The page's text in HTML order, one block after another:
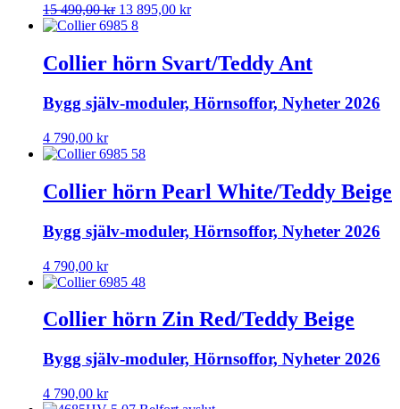
15 490,00kr Det
ursprungliga
var:
15
13 895,00 krDet
är:
13
Collier hörn Svart/Teddy Ant
Bygg själv-moduler, Hörnsoffor, Nyheter 2026
4 790,00 kr
Collier hörn Pearl White/Teddy Beige
Bygg själv-moduler, Hörnsoffor, Nyheter 2026
4 790,00 kr
Collier hörn Zin Red/Teddy Beige
Bygg själv-moduler, Hörnsoffor, Nyheter 2026
4 790,00 kr